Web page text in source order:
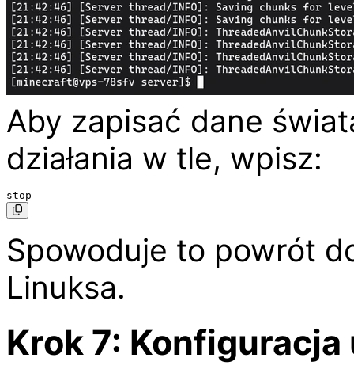
Aby zapisać dane
działania w tle, wpisz:
Spowoduje to powrót
Linuksa.
Krok 7: